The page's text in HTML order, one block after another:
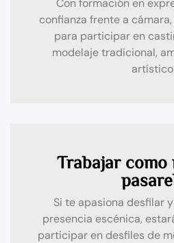
Con formación en
confianza frente a
para participar en
modelaje tradicional,
Trabajar como
Si te apasiona desfilar
presencia escénica,
participar en desfiles de